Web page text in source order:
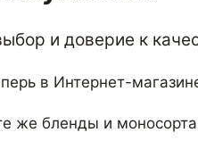
и доверие к
в Интернет-
же бленды и